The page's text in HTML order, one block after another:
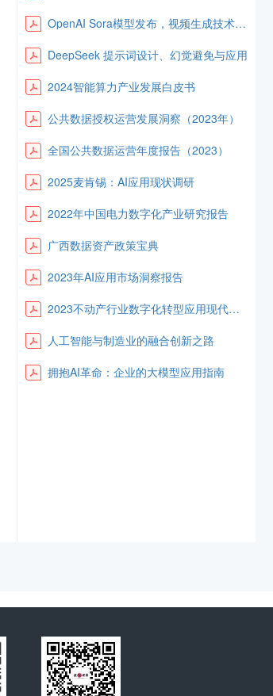
OpenAI Sora模型发布，视频生成技术迎来突破性升级
DeepSeek 提示词设计、幻觉避免与应用
2024智能算力产业发展白皮书
公共数据授权运营发展洞察（2023年）
全国公共数据运营年度报告（2023）
2025麦肯锡：AI应用现状调研
2022年中国电力数字化产业研究报告
广西数据资产政策宝典
2023年AI应用市场洞察报告
2023不动产行业数字化转型应用现代化白皮书
人工智能与制造业的融合创新之路
拥抱AI革命：企业的大模型应用指南